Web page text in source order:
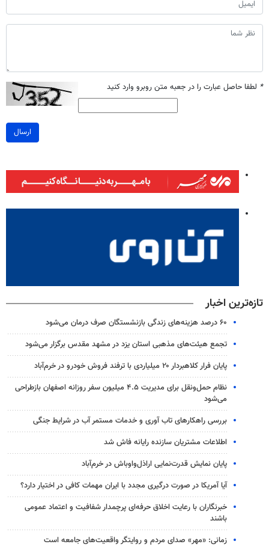
* لطفا حاصل عبارت را در جعبه متن روبرو وارد کنید
ارسال
تازه‌ترین اخبار
۶۰ درصد هزینه‌های زندگی بازنشستگان صرف درمان می‌شود
تجمع هیئت‌های مذهبی استان یزد در مشهد مقدس برگزار می‌شود
پایان فرار کلاهبردار ۲۰ میلیاردی با ترفند فروش خودرو در خرم‌آباد
نظام حمل‌ونقل برای مدیریت ۴.۵ میلیون سفر روزانه اصفهان بازطراحی
می‌شود
بررسی راهکارهای تاب آوری و خدمات مستمر آب در شرایط جنگی
اطلاعات مشتریان سازنده رایانه فاش شد
پایان نمایش قدرت‌نمایی اراذل‌واوباش در خرم‌آباد
آیا آمریکا در صورت درگیری مجدد با ایران مهمات کافی در اختیار دارد؟
خبرنگاران با رعایت اخلاق حرفه‌ای پرچمدار شفافیت و اعتماد عمومی
باشند
زمانی: «مهر» صدای مردم و روایتگر واقعیت‌های جامعه است